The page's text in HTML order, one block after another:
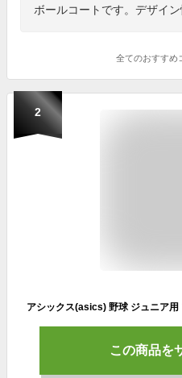
ボールコートです。デザイ
全てのおすすめ
2
この商品を